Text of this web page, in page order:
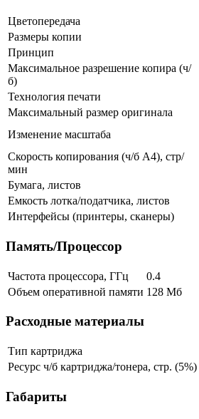
Цветопередача
Размеры копии
Принцип
Максимальное разрешение копира (ч/
б)
Технология печати
Максимальный размер оригинала
Изменение масштаба
Скорость копирования (ч/б А4), стр/
мин
Бумага, листов
Емкость лотка/податчика, листов
Интерфейсы (принтеры, сканеры)
Память/Процессор
Частота процессора, ГГц
0.4
Объем оперативной памяти 128 Мб
Расходные материалы
Тип картриджа
Ресурс ч/б картриджа/тонера, стр. (5%)
Габариты